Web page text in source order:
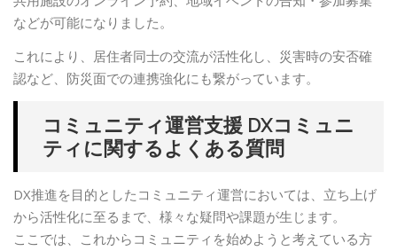
などが可能になりました。
これにより、居住者同士の交流が活性化し、災害時の安否確
認など、防災面での連携強化にも繋がっています。
コミュニティ運営支援 DXコミュニ
ティに関するよくある質問
DX推進を目的としたコミュニティ運営においては、立ち上げ
から活性化に至るまで、様々な疑問や課題が生じます。
ここでは、これからコミュニティを始めようと考えている方